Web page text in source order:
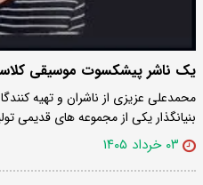
یک ناشر پیشکسوت موسیقی
محمدعلی عزیزی از ناشران و تهیه
بنیانگذار یکی از مجموعه های قدیمی
۰۳ خرداد ۱۴۰۵